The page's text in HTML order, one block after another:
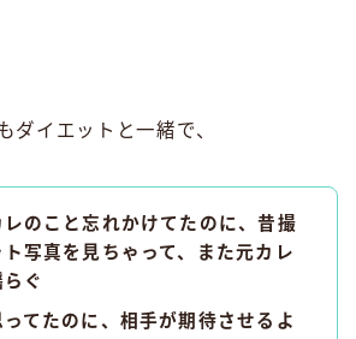
ダイエットと一緒で、
のこと忘れかけてたのに、昔撮
写真を見ちゃって、また元カレ
ぐ
てたのに、相手が期待させるよ